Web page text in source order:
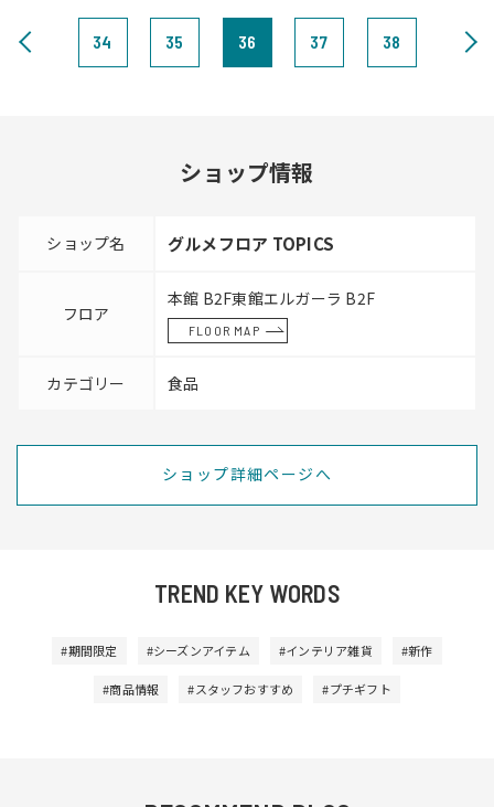
34 35 36 37 38
ショップ情報
ショップ名 グルメフロア TOPICS
フロア
本館 B2F東館エルガーラ B2F
FLOOR MAP
カテゴリー 食品
ショップ詳細ページへ
TREND KEY WORDS
#期間限定 #シーズンアイテム #インテリア雑貨 #新作
#商品情報 #スタッフおすすめ #プチギフト